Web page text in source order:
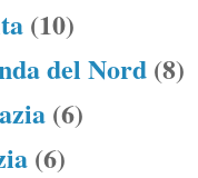
(10)
del Nord (8)
(6)
(6)